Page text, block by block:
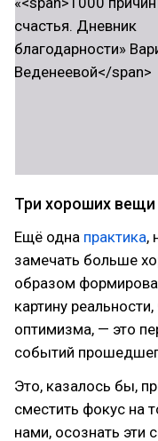
Три хороших вещи
Ещё одна практика,
замечать больше
образом
картину
оптимизма, — это
событий
Это, казалось бы,
сместить фокус на
нами, осознать эти